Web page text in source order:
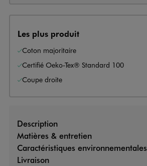
Les plus produit
Coton majoritaire
Certifié Oeko-Tex® Standard 100
Coupe droite
Description
Matières & entretien
Caractéristiques environnementales
Livraison